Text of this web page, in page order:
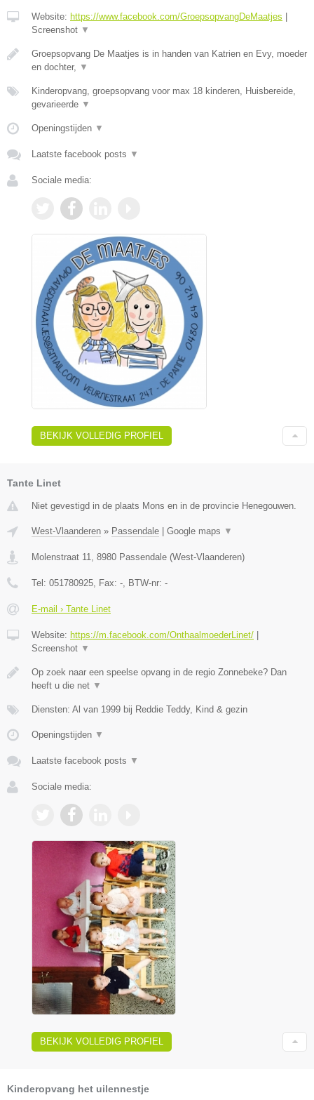
Website: https://www.facebook.com/GroepsopvangDeMaatjes |
Screenshot ▼
Groepsopvang De Maatjes is in handen van Katrien en Evy, moeder
en dochter,
▼
Kinderopvang, groepsopvang voor max 18 kinderen, Huisbereide,
gevarieerde ▼
Openingstijden ▼
Laatste facebook posts ▼
Sociale media:
BEKIJK VOLLEDIG PROFIEL
Tante Linet
Niet gevestigd in de plaats Mons en in de provincie Henegouwen.
West-Vlaanderen » Passendale | Google maps ▼
Molenstraat 11 8980 Passendale (West-Vlaanderen)
Tel: 051780925 , Fax: - , BTW-nr: -
E-mail › Tante Linet
Website: https://m.facebook.com/OnthaalmoederLinet/ |
Screenshot ▼
Op zoek naar een speelse opvang in de regio Zonnebeke? Dan
heeft u die net ▼
Diensten: Al van 1999 bij Reddie Teddy, Kind & gezin
Openingstijden ▼
Laatste facebook posts ▼
Sociale media:
BEKIJK VOLLEDIG PROFIEL
Kinderopvang het uilennestje